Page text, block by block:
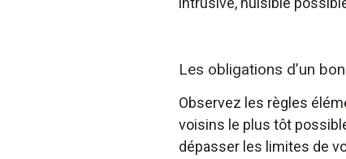
Les obligations d’un
Observez les règles
voisins le plus tôt
dépasser les limites de